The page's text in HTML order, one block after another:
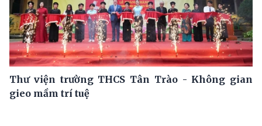
Thư viện trường THCS Tân Trào - Không gian
gieo mầm trí tuệ